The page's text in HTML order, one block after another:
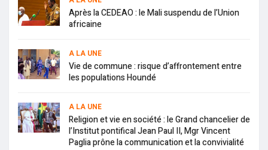
Après la CEDEAO : le Mali suspendu de l’Union
africaine
A LA UNE
Vie de commune : risque d’affrontement entre
les populations Houndé
A LA UNE
Religion et vie en société : le Grand chancelier de
l’Institut pontifical Jean Paul II, Mgr Vincent
Paglia prône la communication et la convivialité